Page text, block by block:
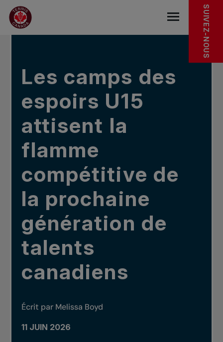
Sauter au menu principal
Sauter au contenu principal
Sauter au pied de page
DANS LES NOUVELLES SUIVEZ-NOUS
Les camps des
espoirs U15
attisent la
flamme
compétitive de
la prochaine
génération de
talents
canadiens
Écrit par Melissa Boyd
11 JUIN 2026